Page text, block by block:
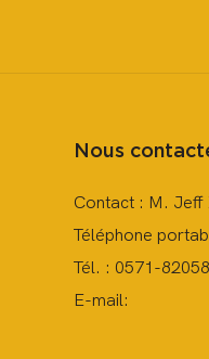
Nous
Contact : M. Jeff
Téléphone
Tél. : 0571-
E-mail: